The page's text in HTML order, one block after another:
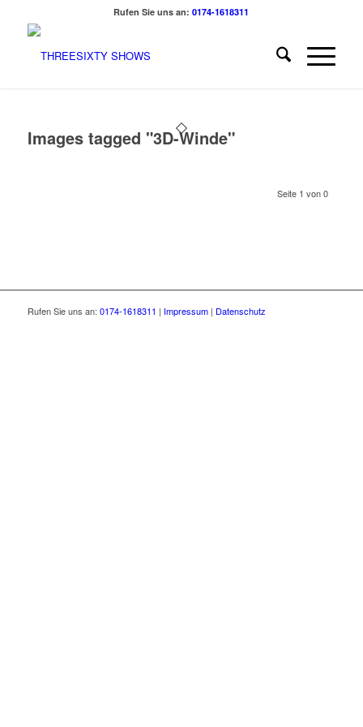
Rufen Sie uns an:0174-1618311
Images tagged "3D-Winde"
Seite 1 von 0
Rufen Sie uns an: 0174-1618311 | Impressum| Datenschutz